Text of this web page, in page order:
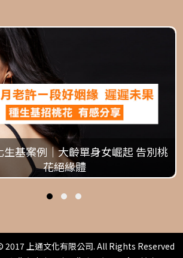
生基案例｜大齡單身女崛起 告別桃
花絕緣體
上通文化有限公司. All Rights Reserved